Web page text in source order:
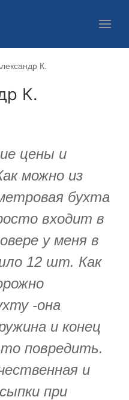
К.
К.
цены и
можно из
бухта
входит в
у меня в
12 шт. Как
-она
и конец
повредить.
и
при